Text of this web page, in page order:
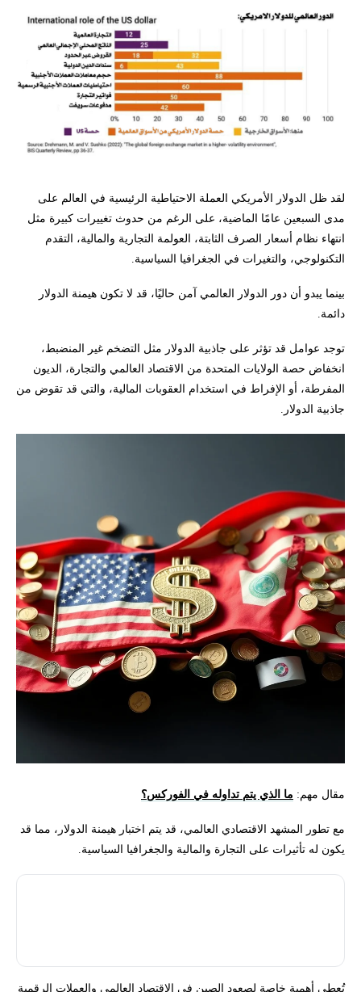
لقد ظل الدولار الأمريكي العملة الاحتياطية الرئيسية في العالم على
مدى السبعين عامًا الماضية، على الرغم من حدوث تغييرات كبيرة مثل
انتهاء نظام أسعار الصرف الثابتة، العولمة التجارية والمالية، التقدم
التكنولوجي، والتغيرات في الجغرافيا السياسية.
بينما يبدو أن دور الدولار العالمي آمن حاليًا، قد لا تكون هيمنة الدولار
دائمة.
توجد عوامل قد تؤثر على جاذبية الدولار مثل التضخم غير المنضبط،
انخفاض حصة الولايات المتحدة من الاقتصاد العالمي والتجارة، الديون
المفرطة، أو الإفراط في استخدام العقوبات المالية، والتي قد تقوض من
جاذبية الدولار.
مقال مهم: ما الذي يتم تداوله في الفوركس؟
مع تطور المشهد الاقتصادي العالمي، قد يتم اختبار هيمنة الدولار، مما قد
يكون له تأثيرات على التجارة والمالية والجغرافيا السياسية.
تُعطى أهمية خاصة لصعود الصين في الاقتصاد العالمي والعملات الرقمية